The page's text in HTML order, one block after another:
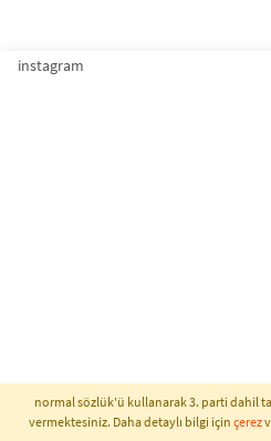
instagram
normal sözlük'ü kullanarak 3. parti dahil
vermektesiniz. Daha detaylı bilgi için çerez